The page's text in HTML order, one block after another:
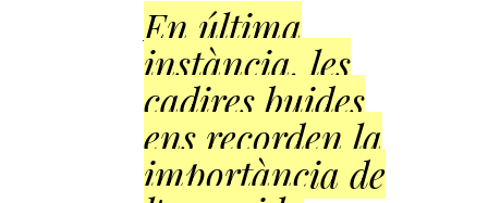
En última
instància, les
cadires buides
ens recorden la
importància de